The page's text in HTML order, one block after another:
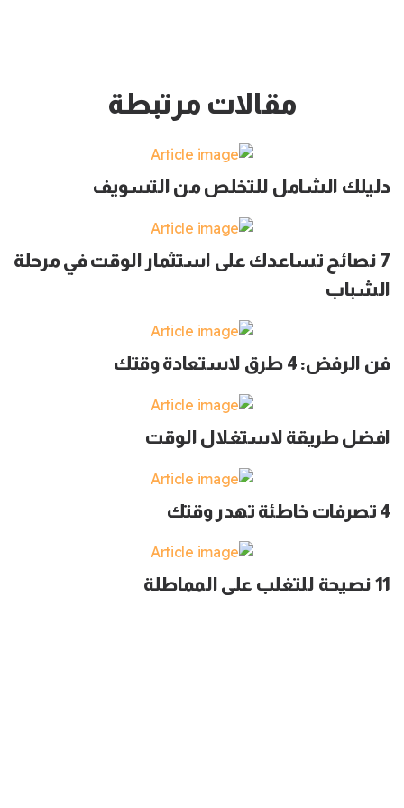
مقالات مرتبطة
دليلك الشامل للتخلص من التسويف
7 نصائح تساعدك على استثمار الوقت في مرحلة
الشباب
فن الرفض: 4 طرق لاستعادة وقتك
افضل طريقة لاستغلال الوقت
4 تصرفات خاطئة تهدر وقتك
11 نصيحة للتغلب على المماطلة